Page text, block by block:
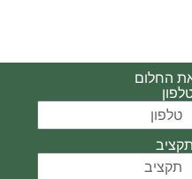
החלום
תקציב